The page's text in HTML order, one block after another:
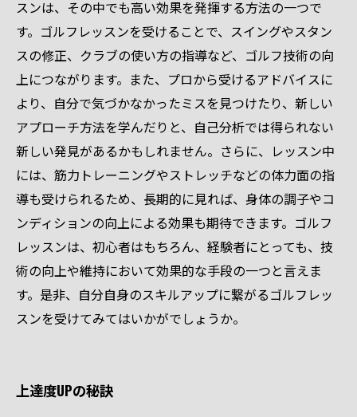
スンは、その中でも高い効果を発揮する方法の一つで
す。ゴルフレッスンを受けることで、スイングやスタン
スの修正、クラブの使い方の指導など、ゴルフ技術の向
上につながります。また、プロから受けるアドバイスに
より、自分で気づかなかったミスを見つけたり、新しい
アプローチ方法を学んだりと、自己分析では得られない
新しい発見があるかもしれません。さらに、レッスン中
には、筋力トレーニングやストレッチなどの体力面の指
導も受けられるため、長期的に見れば、身体の調子やコ
ンディションの向上による効果も期待できます。ゴルフ
レッスンは、初心者はもちろん、経験者にとっても、技
術の向上や維持において効果的な手段の一つと言えま
す。是非、自分自身のスキルアップに繋がるゴルフレッ
スンを受けてみてはいかがでしょうか。
上達度UPの秘訣